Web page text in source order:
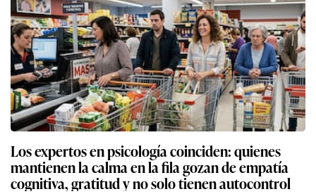
Los expertos en psicología coinciden: quienes
mantienen la calma en la fila gozan de empatía
cognitiva, gratitud y no solo tienen autocontrol